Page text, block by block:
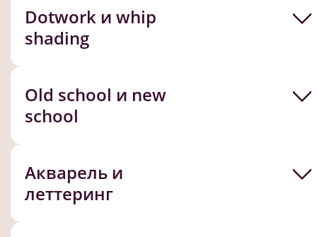
Dotwork и whip
shading
Old school и new
school
Акварель и
леттеринг